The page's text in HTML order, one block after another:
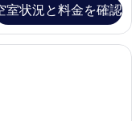
室状況と料金を確認
ルベッド 1 台 | 1 室のベ